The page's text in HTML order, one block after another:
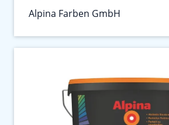
Alpina Farben GmbH